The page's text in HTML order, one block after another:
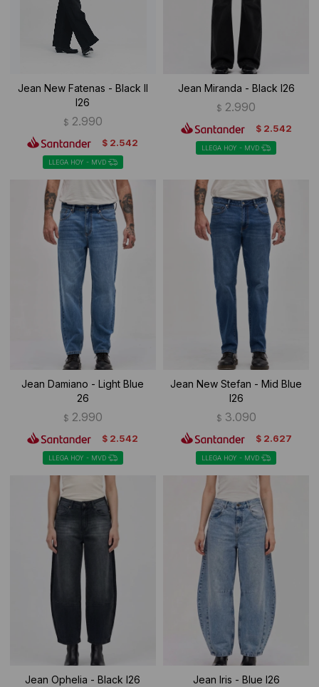
Jean New Fatenas - Black II
I26
$ 2.990
$ 2.542
LLEGA HOY - MVD
Jean Miranda - Black I26
$ 2.990
$ 2.542
LLEGA HOY - MVD
Jean Damiano - Light Blue
26
$ 2.990
$ 2.542
LLEGA HOY - MVD
Jean New Stefan - Mid Blue
I26
$ 3.090
$ 2.627
LLEGA HOY - MVD
Jean Ophelia - Black I26 Jean Iris - Blue I26